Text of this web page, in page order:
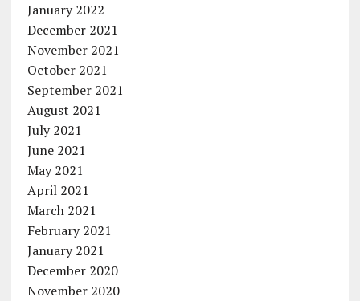
January 2022
December 2021
November 2021
October 2021
September 2021
August 2021
July 2021
June 2021
May 2021
April 2021
March 2021
February 2021
January 2021
December 2020
November 2020